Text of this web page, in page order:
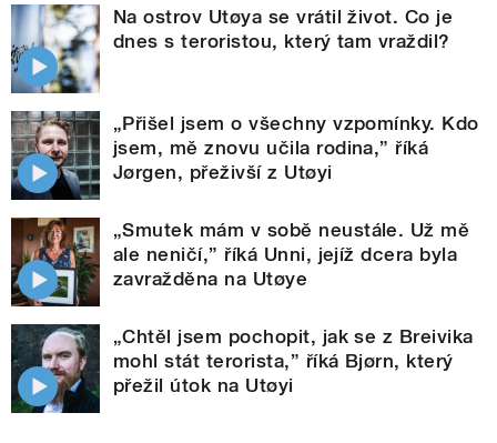
Na ostrov Utøya se vrátil život. Co je
dnes s teroristou, který tam vraždil?
„Přišel jsem o všechny vzpomínky. Kdo
jsem, mě znovu učila rodina,” říká
Jørgen, přeživší z Utøyi
„Smutek mám v sobě neustále. Už mě
ale neničí,” říká Unni, jejíž dcera byla
zavražděna na Utøye
„Chtěl jsem pochopit, jak se z Breivika
mohl stát terorista,” říká Bjørn, který
přežil útok na Utøyi